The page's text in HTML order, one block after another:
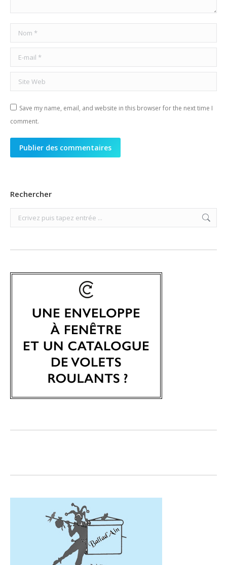
Nom *
E-mail *
Site Web
Save my name, email, and website in this browser for the next time I
comment.
Publier des commentaires
Rechercher
Search: